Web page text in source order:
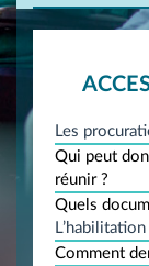
Les
Qui peut
réunir ?
Quels
Comment